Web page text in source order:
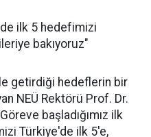
ilk 5 hedefimizi
bakıyoruz"
getirdiği hedeflerin bir
NEÜ Rektörü Prof. Dr.
başladığımız ilk
Türkiye'de ilk 5'e,